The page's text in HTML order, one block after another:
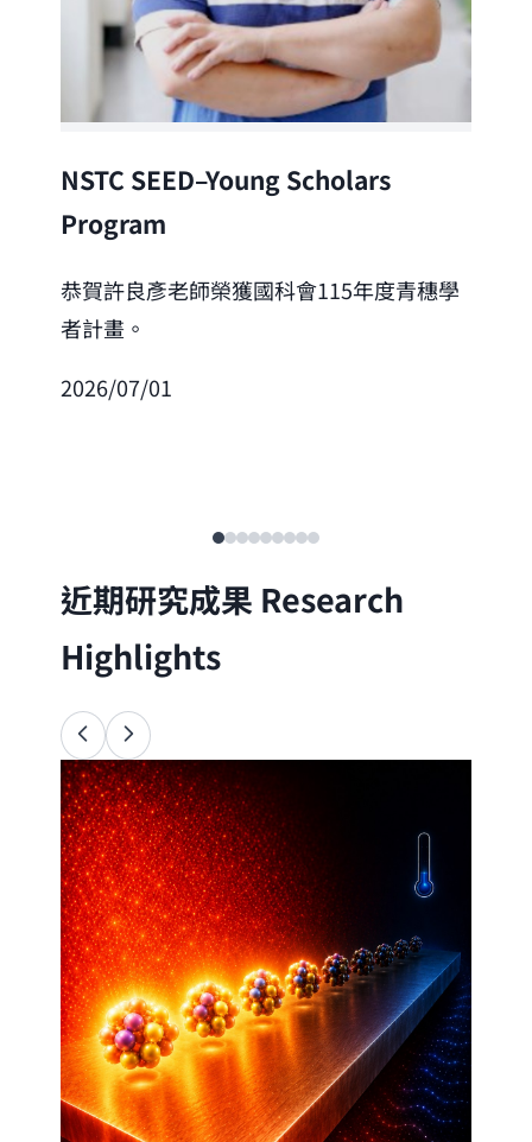
NSTC SEED–Young Scholars
Program
恭賀許良彥老師榮獲國科會115年度青穗學
者計畫。
2026/07/01
近期研究成果 Research
Highlights